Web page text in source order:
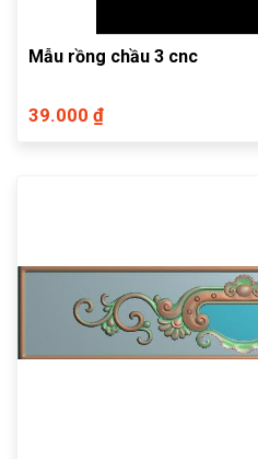
Mẫu rồng chầu 3 cnc
39.000 ₫